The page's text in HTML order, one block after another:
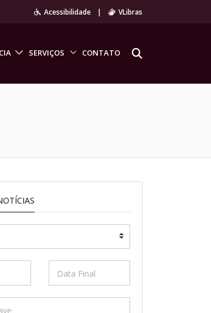
Acessibilidade | VLibras
SERVIÇOS CONTATO